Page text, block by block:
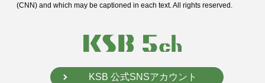
(CNN) and which may be captioned in each text. All rights reserved.
KSB 公式SNSアカウント